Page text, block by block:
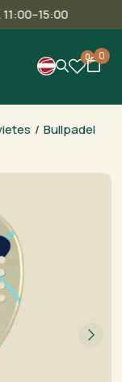
11:00–15:00
0 0
/ Bullpadel